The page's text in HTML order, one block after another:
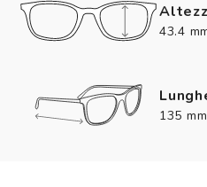
43.4
135 mm